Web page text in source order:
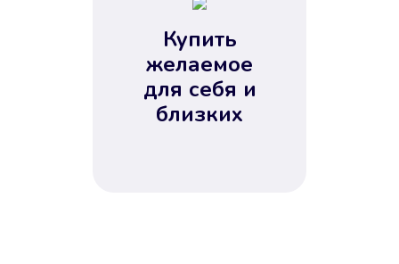
Купить
желаемое
для себя и
близких